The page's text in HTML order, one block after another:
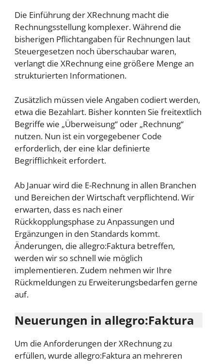
Die Einführung der XRechnung macht die
Rechnungsstellung komplexer. Während die
bisherigen Pflichtangaben für Rechnungen laut
Steuergesetzen noch überschaubar waren,
verlangt die XRechnung eine größere Menge an
strukturierten Informationen.
Zusätzlich müssen viele Angaben codiert werden,
etwa die Bezahlart. Bisher konnten Sie freitextlich
Begriffe wie „Überweisung“ oder „Rechnung“
nutzen. Nun ist ein vorgegebener Code
erforderlich, der eine klar definierte
Begrifflichkeit erfordert.
Ab Januar wird die E-Rechnung in allen Branchen
und Bereichen der Wirtschaft verpflichtend. Wir
erwarten, dass es nach einer
Rückkopplungsphase zu Anpassungen und
Ergänzungen in den Standards kommt.
Änderungen, die allegro:Faktura betreffen,
werden wir so schnell wie möglich
implementieren. Zudem nehmen wir Ihre
Rückmeldungen zu Erweiterungsbedarfen gerne
auf.
Neuerungen in allegro:Faktura
Um die Anforderungen der XRechnung zu
erfüllen, wurde allegro:Faktura an mehreren